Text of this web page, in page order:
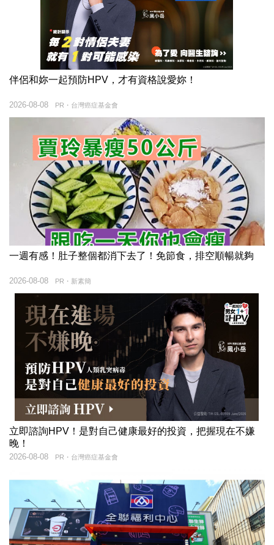
伴侶和妳一起預防HPV，才有資格說愛妳！
PR・台灣癌症基金會
2026-08-08
一週有感！肚子整個都消下去了！免節食，排空順暢就夠
PR・新素簡
2026-08-08
立即諮詢HPV！是對自己健康最好的投資，把握現在不嫌
晚！
PR・台灣癌症基金會
2026-08-08